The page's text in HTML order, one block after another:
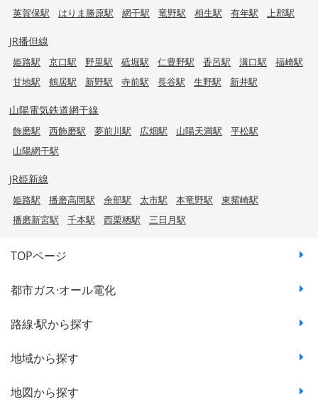
英賀保駅
はりま勝原駅 網干駅 竜野駅 相生駅 有年駅 上郡駅
JR播但線
姫路駅 京口駅 野里駅 砥堀駅 仁豊野駅 香呂駅 溝口駅
福崎駅
甘地駅
鶴居駅 新野駅 寺前駅 長谷駅 生野駅 新井駅
山陽電気鉄道網干線
飾磨駅 西飾磨駅 夢前川駅 広畑駅 山陽天満駅
平松駅
山陽網干駅
JR姫新線
姫路駅 播磨高岡駅 余部駅 太市駅 本竜野駅
東觜崎駅
播磨新宮駅
千本駅 西栗栖駅 三日月駅
TOPページ
都市ガス·オール電化
路線·駅から探す
地域から探す
地図から探す